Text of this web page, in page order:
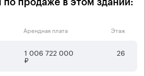
по продаже в этом здании:
Арендная плата Этаж
1 006 722 000
₽
26